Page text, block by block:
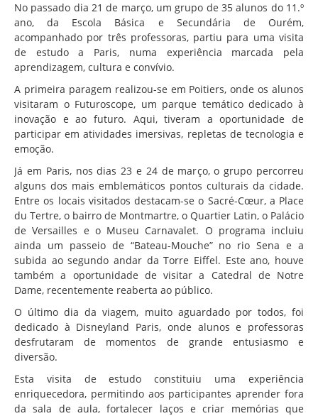
Erasmus+
Calendário Escolar
Manuais Escolares
Horários
Serviços
Secretarias
Bibliotecas
Reprografias/Papelarias
Bufetes/Bares
SPO
Contactos
No passado dia 21 de março, um grupo de 35 alunos do 11.º
ano, da Escola Básica e Secundária de Ourém,
acompanhado por três professoras, partiu para uma visita
de estudo a Paris, numa experiência marcada pela
aprendizagem, cultura e convívio.
A primeira paragem realizou-se em Poitiers, onde os alunos
visitaram o Futuroscope, um parque temático dedicado à
inovação e ao futuro. Aqui, tiveram a oportunidade de
participar em atividades imersivas, repletas de tecnologia e
emoção.
Já em Paris, nos dias 23 e 24 de março, o grupo percorreu
alguns dos mais emblemáticos pontos culturais da cidade.
Entre os locais visitados destacam-se o Sacré-Cœur, a Place
du Tertre, o bairro de Montmartre, o Quartier Latin, o Palácio
de Versailles e o Museu Carnavalet. O programa incluiu
ainda um passeio de “Bateau-Mouche” no rio Sena e a
subida ao segundo andar da Torre Eiffel. Este ano, houve
também a oportunidade de visitar a Catedral de Notre
Dame, recentemente reaberta ao público.
O último dia da viagem, muito aguardado por todos, foi
dedicado à Disneyland Paris, onde alunos e professoras
desfrutaram de momentos de grande entusiasmo e
diversão.
Esta visita de estudo constituiu uma experiência
enriquecedora, permitindo aos participantes aprender fora
da sala de aula, fortalecer laços e criar memórias que